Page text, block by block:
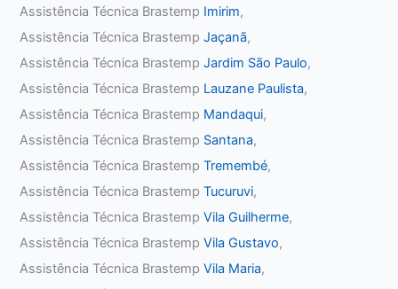
Assistência Técnica Brastemp Imirim,
Assistência Técnica BrastempJaçanã,
Assistência Técnica BrastempJardim São Paulo,
Assistência Técnica Brastemp Lauzane Paulista,
Assistência Técnica Brastemp Mandaqui,
Assistência Técnica Brastemp Santana,
Assistência Técnica BrastempTremembé,
Assistência Técnica BrastempTucuruvi,
Assistência Técnica BrastempVila Guilherme,
Assistência Técnica BrastempVila Gustavo,
Assistência Técnica BrastempVila Maria,